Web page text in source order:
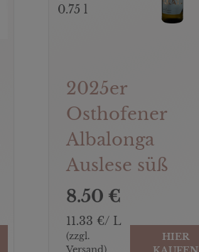
0.75 l
2025er
Osthofener
Albalonga
Auslese süß
8.50 €
11.33 €/ L
(zzgl.
Versand)
HIER